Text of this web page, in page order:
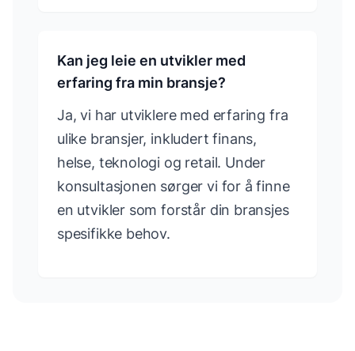
Kan jeg leie en utvikler med
erfaring fra min bransje?
Ja, vi har utviklere med erfaring fra
ulike bransjer, inkludert finans,
helse, teknologi og retail. Under
konsultasjonen sørger vi for å finne
en utvikler som forstår din bransjes
spesifikke behov.